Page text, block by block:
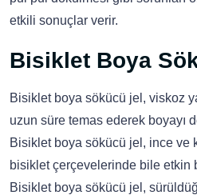
etkili sonuçlar verir.
Bisiklet Boya
Bisiklet boya sökücü jel, viskoz
uzun süre temas ederek boyayı
Bisiklet boya sökücü jel, ince ve
bisiklet çerçevelerinde bile etkin
Bisiklet boya sökücü jel,